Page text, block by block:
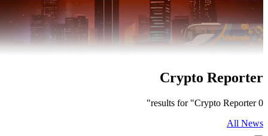
Crypto Reporter
All News